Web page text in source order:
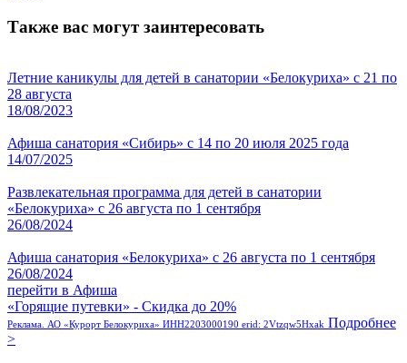
Также вас могут заинтересовать
Летние каникулы для детей в санатории «Белокуриха» с 21 по
28 августа
18/08/2023
Афиша санатория «Сибирь» с 14 по 20 июля 2025 года
14/07/2025
Развлекательная программа для детей в санатории
«Белокуриха» с 26 августа по 1 сентября
26/08/2024
Афиша санатория «Белокуриха» с 26 августа по 1 сентября
26/08/2024
перейти в Афиша
«Горящие путевки» - Скидка до 20%
Реклама. АО «Курорт Белокуриха» ИНН2203000190 erid: 2Vtzqw5Hxak Подробнее
>